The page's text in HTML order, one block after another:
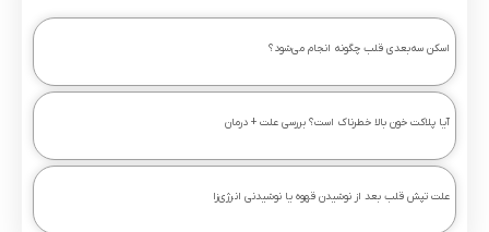
اسکن سه‌بعدی قلب چگونه انجام می‌شود؟
آیا پلاکت خون بالا خطرناک است؟ بررسی علت + درمان
علت تپش قلب بعد از نوشیدن قهوه یا نوشیدنی انرژی‌زا